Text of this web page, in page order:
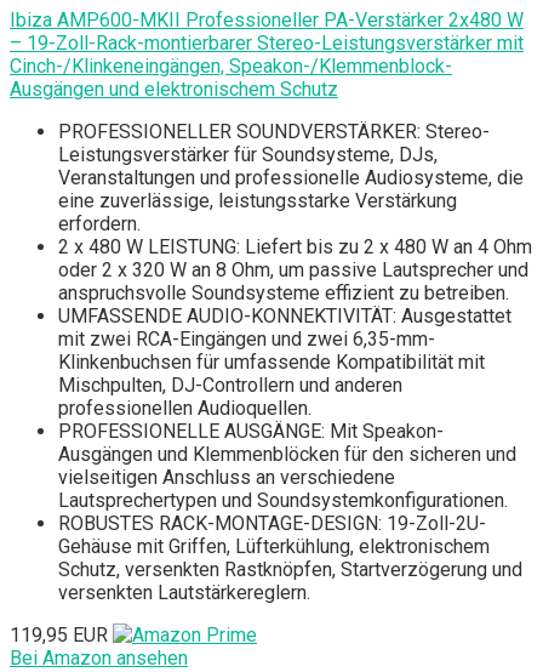
Ibiza AMP600-MKII Professioneller PA-Verstärker 2x480 W
– 19-Zoll-Rack-montierbarer Stereo-Leistungsverstärker mit
Cinch-/Klinkeneingängen, Speakon-/Klemmenblock-
Ausgängen und elektronischem Schutz
PROFESSIONELLER SOUNDVERSTÄRKER: Stereo-
Leistungsverstärker für Soundsysteme, DJs,
Veranstaltungen und professionelle Audiosysteme, die
eine zuverlässige, leistungsstarke Verstärkung
erfordern.
2 x 480 W LEISTUNG: Liefert bis zu 2 x 480 W an 4 Ohm
oder 2 x 320 W an 8 Ohm, um passive Lautsprecher und
anspruchsvolle Soundsysteme effizient zu betreiben.
UMFASSENDE AUDIO-KONNEKTIVITÄT: Ausgestattet
mit zwei RCA-Eingängen und zwei 6,35-mm-
Klinkenbuchsen für umfassende Kompatibilität mit
Mischpulten, DJ-Controllern und anderen
professionellen Audioquellen.
PROFESSIONELLE AUSGÄNGE: Mit Speakon-
Ausgängen und Klemmenblöcken für den sicheren und
vielseitigen Anschluss an verschiedene
Lautsprechertypen und Soundsystemkonfigurationen.
ROBUSTES RACK-MONTAGE-DESIGN: 19-Zoll-2U-
Gehäuse mit Griffen, Lüfterkühlung, elektronischem
Schutz, versenkten Rastknöpfen, Startverzögerung und
versenkten Lautstärkereglern.
119,95 EUR
Bei Amazon ansehen